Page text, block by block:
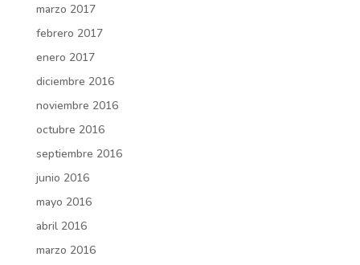
marzo 2017
febrero 2017
enero 2017
diciembre 2016
noviembre 2016
octubre 2016
septiembre 2016
junio 2016
mayo 2016
abril 2016
marzo 2016